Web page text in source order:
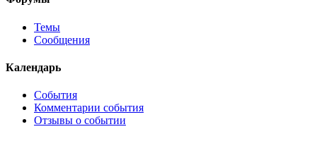
Темы
Сообщения
Календарь
События
Комментарии события
Отзывы о событии